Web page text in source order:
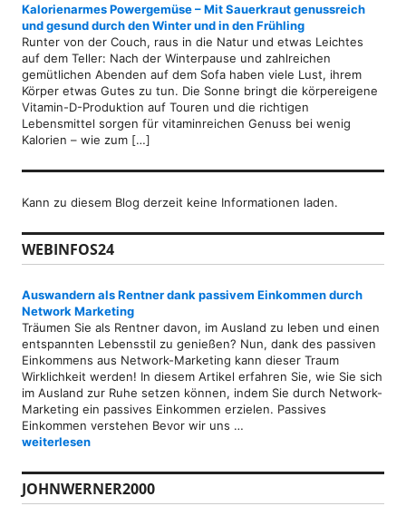
Kalorienarmes Powergemüse – Mit Sauerkraut genussreich
und gesund durch den Winter und in den Frühling
Runter von der Couch, raus in die Natur und etwas Leichtes
auf dem Teller: Nach der Winterpause und zahlreichen
gemütlichen Abenden auf dem Sofa haben viele Lust, ihrem
Körper etwas Gutes zu tun. Die Sonne bringt die körpereigene
Vitamin-D-Produktion auf Touren und die richtigen
Lebensmittel sorgen für vitaminreichen Genuss bei wenig
Kalorien – wie zum […]
Kann zu diesem Blog derzeit keine Informationen laden.
WEBINFOS24
Auswandern als Rentner dank passivem Einkommen durch
Network Marketing
Träumen Sie als Rentner davon, im Ausland zu leben und einen
entspannten Lebensstil zu genießen? Nun, dank des passiven
Einkommens aus Network-Marketing kann dieser Traum
Wirklichkeit werden! In diesem Artikel erfahren Sie, wie Sie sich
im Ausland zur Ruhe setzen können, indem Sie durch Network-
Marketing ein passives Einkommen erzielen. Passives
Einkommen verstehen Bevor wir uns …
Auswandern als Rentner dank passivem Einkommen durch
weiterlesen
JOHNWERNER2000